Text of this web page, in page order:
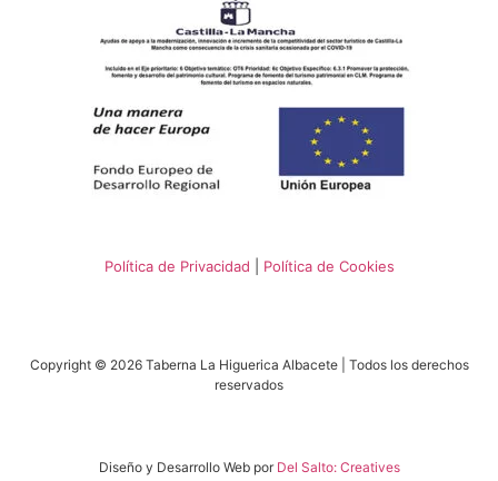
Política de Privacidad Política de Cookies
Copyright © 2026 Taberna La Higuerica Albacete | Todos los derechos
reservados
Diseño y Desarrollo Web por Del Salto: Creatives